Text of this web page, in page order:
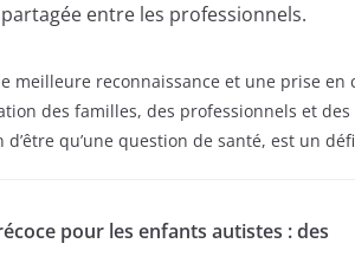
entre les professionnels.
meilleure reconnaissance et une prise
des familles, des professionnels et
d’être qu’une question de santé, est un
pour les enfants autistes : des